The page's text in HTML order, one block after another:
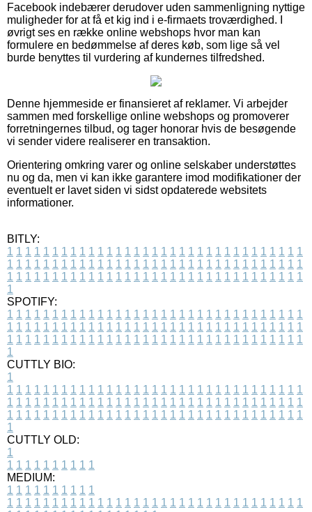
Facebook indebærer derudover uden sammenligning nyttige
muligheder for at få et kig ind i e-firmaets troværdighed. I
øvrigt ses en række online webshops hvor man kan
formulere en bedømmelse af deres køb, som lige så vel
burde benyttes til vurdering af kundernes tilfredshed.
Denne hjemmeside er finansieret af reklamer. Vi arbejder
sammen med forskellige online webshops og promoverer
forretningernes tilbud, og tager honorar hvis de besøgende
vi sender videre realiserer en transaktion.
Orientering omkring varer og online selskaber understøttes
nu og da, men vi kan ikke garantere imod modifikationer der
eventuelt er lavet siden vi sidst opdaterede websitets
informationer.
BITLY:
1 1 1 1 1 1 1 1 1 1 1 1 1 1 1 1 1 1 1 1 1 1 1 1 1 1 1 1 1 1 1 1 1
1 1 1 1 1 1 1 1 1 1 1 1 1 1 1 1 1 1 1 1 1 1 1 1 1 1 1 1 1 1 1 1 1
1 1 1 1 1 1 1 1 1 1 1 1 1 1 1 1 1 1 1 1 1 1 1 1 1 1 1 1 1 1 1 1 1
1
SPOTIFY:
1 1 1 1 1 1 1 1 1 1 1 1 1 1 1 1 1 1 1 1 1 1 1 1 1 1 1 1 1 1 1 1 1
1 1 1 1 1 1 1 1 1 1 1 1 1 1 1 1 1 1 1 1 1 1 1 1 1 1 1 1 1 1 1 1 1
1 1 1 1 1 1 1 1 1 1 1 1 1 1 1 1 1 1 1 1 1 1 1 1 1 1 1 1 1 1 1 1 1
1
CUTTLY BIO:
1
1 1 1 1 1 1 1 1 1 1 1 1 1 1 1 1 1 1 1 1 1 1 1 1 1 1 1 1 1 1 1 1 1
1 1 1 1 1 1 1 1 1 1 1 1 1 1 1 1 1 1 1 1 1 1 1 1 1 1 1 1 1 1 1 1 1
1 1 1 1 1 1 1 1 1 1 1 1 1 1 1 1 1 1 1 1 1 1 1 1 1 1 1 1 1 1 1 1 1
1
CUTTLY OLD:
1
1 1 1 1 1 1 1 1 1 1
MEDIUM:
1 1 1 1 1 1 1 1 1 1
1 1 1 1 1 1 1 1 1 1 1 1 1 1 1 1 1 1 1 1 1 1 1 1 1 1 1 1 1 1 1 1 1